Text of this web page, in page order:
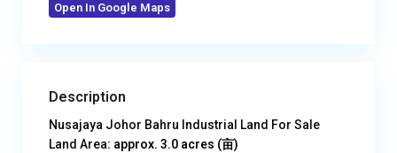
Open In Google Maps
Description
Nusajaya Johor Bahru Industrial Land For Sale
Land Area: approx. 3.0 acres (亩)